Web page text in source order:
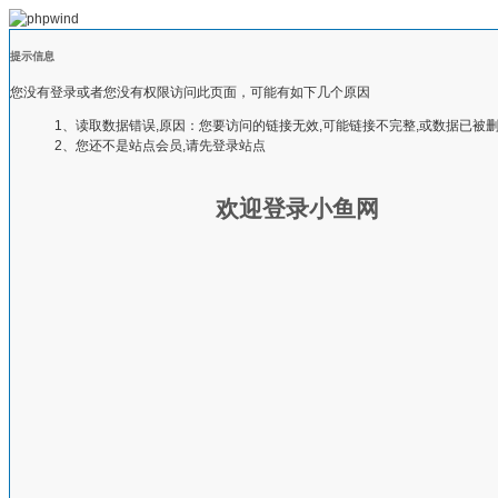
提示信息
您没有登录或者您没有权限访问此页面，可能有如下几个原因
1、读取数据错误,原因：您要访问的链接无效,可能链接不完整,或数据已被
2、您还不是站点会员,请先登录站点
欢迎登录小鱼网